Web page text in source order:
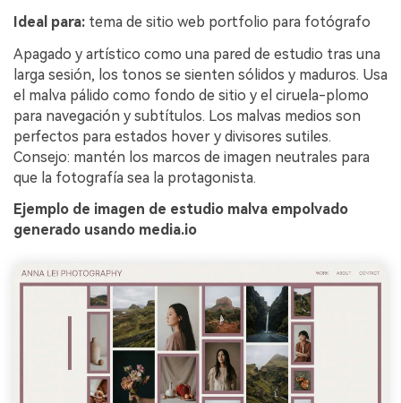
Ideal para: tema de sitio web portfolio para fotógrafo
Apagado y artístico como una pared de estudio tras una
larga sesión, los tonos se sienten sólidos y maduros. Usa
el malva pálido como fondo de sitio y el ciruela-plomo
para navegación y subtítulos. Los malvas medios son
perfectos para estados hover y divisores sutiles.
Consejo: mantén los marcos de imagen neutrales para
que la fotografía sea la protagonista.
Ejemplo de imagen de estudio malva empolvado
generado usando media.io